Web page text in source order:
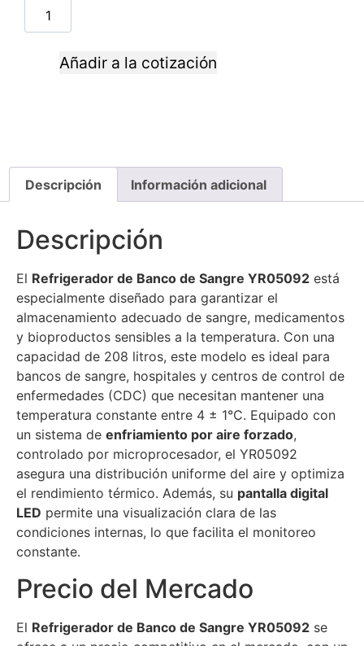
Añadir a la cotización
Descripción Información adicional
Descripción
El Refrigerador de Banco de Sangre YR05092 está
especialmente diseñado para garantizar el
almacenamiento adecuado de sangre, medicamentos
y bioproductos sensibles a la temperatura. Con una
capacidad de 208 litros, este modelo es ideal para
bancos de sangre, hospitales y centros de control de
enfermedades (CDC) que necesitan mantener una
temperatura constante entre 4 ± 1°C. Equipado con
un sistema de enfriamiento por aire forzado,
controlado por microprocesador, el YR05092
asegura una distribución uniforme del aire y optimiza
el rendimiento térmico. Además, su pantalla digital
LED permite una visualización clara de las
condiciones internas, lo que facilita el monitoreo
constante.
Precio del Mercado
El Refrigerador de Banco de Sangre YR05092 se